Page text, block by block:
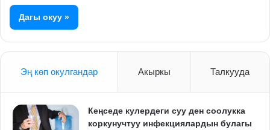
Дагы окуу »
Эң көп окулгандар Акыркы Талкууда
Кеңседе кулердеги суу ден соолукка
коркунучтуу инфекциялардын булагы